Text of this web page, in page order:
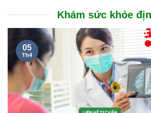
Khám sức khỏe
05
Th4